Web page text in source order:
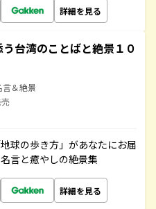
詳細を見る
台湾のことばと絶景１０
言＆絶景
球の歩き方」があなたにお届
言と癒やしの絶景集
詳細を見る